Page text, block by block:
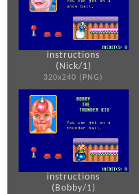
instructions
(Nick/1)
320x240 (PNG)
instructions
(Bobby/1)